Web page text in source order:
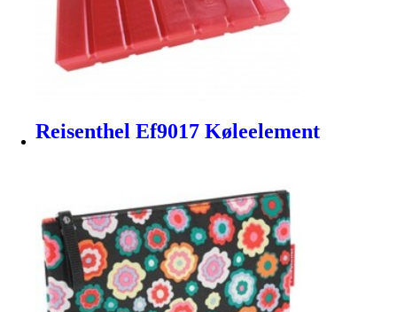
Reisenthel Ef9017 Køleelement